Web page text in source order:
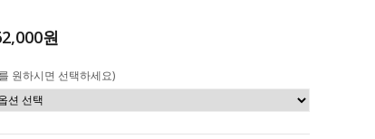
원
원하시면 선택하세요)